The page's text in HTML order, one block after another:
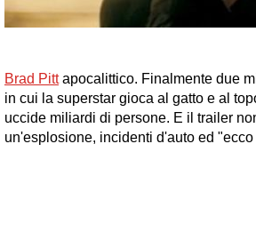
Brad Pittapocalittico. Finalmente due
in cui la superstar gioca al gatto e al
uccide miliardi di persone. E il trailer
un'esplosione, incidenti d'auto ed